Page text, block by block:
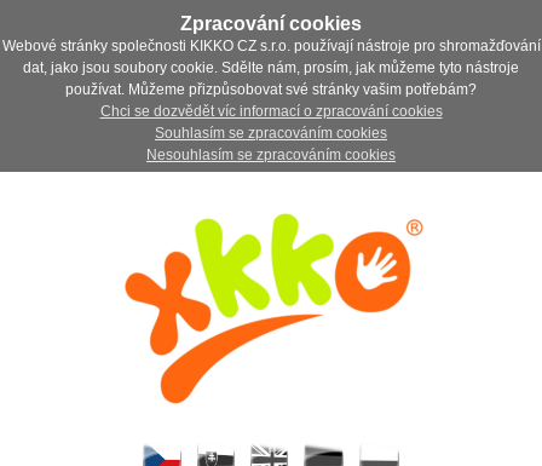
Zpracování cookies
Webové stránky společnosti KIKKO CZ s.r.o. používají nástroje pro shromažďování
dat, jako jsou soubory cookie. Sdělte nám, prosím, jak můžeme tyto nástroje
používat. Můžeme přizpůsobovat své stránky vašim potřebám?
Chci se dozvědět víc informací o zpracování cookies
Souhlasím se zpracováním cookies
Nesouhlasím se zpracováním cookies